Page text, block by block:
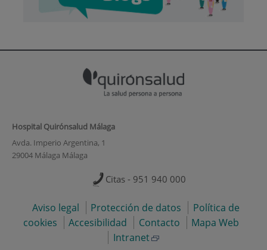
Hospital Quirónsalud Málaga
Avda. Imperio Argentina, 1
29004 Málaga Málaga
Citas - 951 940 000
Aviso legal Protección de datos
Política de
cookies
Accesibilidad Contacto
Mapa Web
Intranet